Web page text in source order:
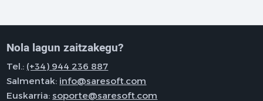
Nola lagun zaitzakegu?
Tel.: (+34) 944 236 887
Salmentak: info@saresoft.com
Euskarria:soporte@saresoft.com